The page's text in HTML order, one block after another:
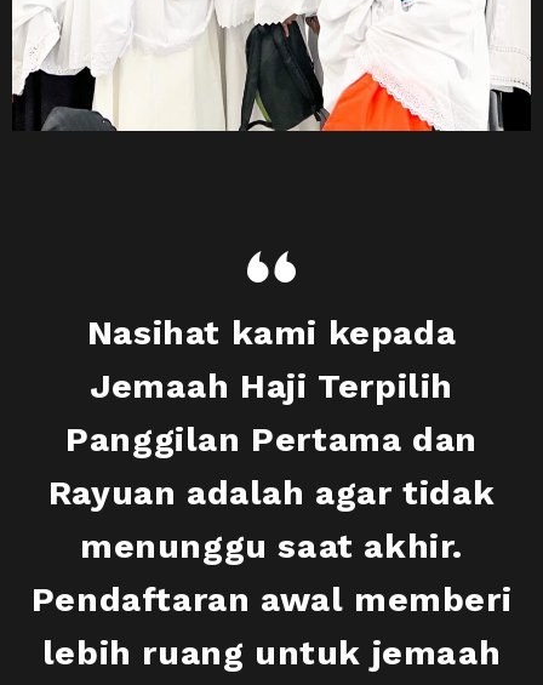
Nasihat kami kepada
Jemaah Haji Terpilih
Panggilan Pertama dan
Rayuan adalah agar tidak
menunggu saat akhir.
Pendaftaran awal memberi
lebih ruang untuk jemaah